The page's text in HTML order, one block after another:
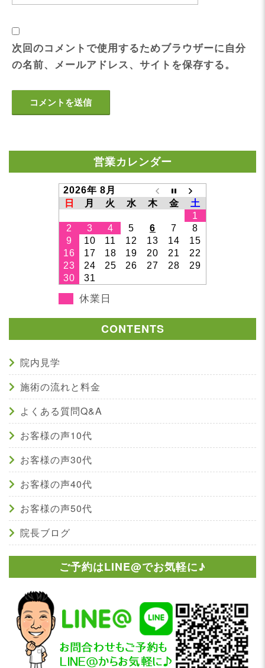
次回のコメントで使用するためブラウザーに自分
の名前、メールアドレス、サイトを保存する。
営業カレンダー
2026年 8月
日
月 火 水 木 金
土
1
2
3 4 5 6 7
8
9
10 11 12 13 14
15
16
17 18 19 20 21
22
23
24 25 26 27 28
29
30
31
休業日
CONTENTS
院内見学
施術の流れと料金
よくある質問Q&A
お客様の声10代
お客様の声30代
お客様の声40代
お客様の声50代
院長ブログ
ご予約はLINE@でお気軽に♪